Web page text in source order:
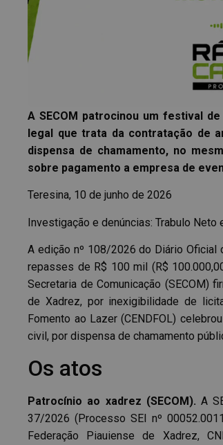
A SECOM patrocinou um festival
legal que trata da contratação de
dispensa de chamamento, no
sobre pagamento a empresa de
Teresina, 10 de junho de 2026
Investigação e denúncias: Trabulo Neto
A edição nº 108/2026 do Diário Oficial
repasses de R$ 100 mil (R$
Secretaria de Comunicação (SECOM)
de Xadrez, por inexigibilidade de
Fomento ao Lazer (CENDFOL)
civil, por dispensa de chamamento
Os atos
Patrocínio ao xadrez (SECOM). A
37/2026 (Processo SEI nº
Federação Piauiense de Xadrez,